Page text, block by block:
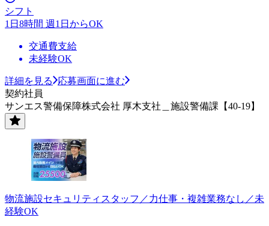
シフト
1日8時間 週1日からOK
交通費支給
未経験OK
詳細を見る
応募画面に進む
契約社員
サンエス警備保障株式会社 厚木支社＿施設警備課【40-19】
物流施設セキュリティスタッフ／力仕事・複雑業務なし／未
経験OK